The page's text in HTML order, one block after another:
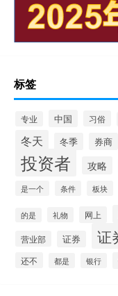
标签
专业 中国 习俗
冬天
冬季 券商
投资者 攻略
是一个 条件 板块
的是 礼物 网上
营业部 证券 证
还不 都是 银行